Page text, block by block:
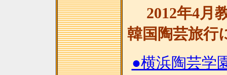
2012年4月
韓国陶芸旅行
●横浜陶芸